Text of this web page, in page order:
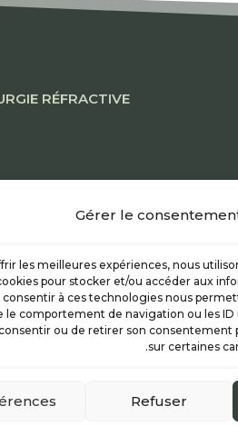
Gérer le
les meilleures expériences, nous
pour stocker et/ou accéder aux
consentir à ces technologies nous
le comportement de navigation ou les ID
ou de retirer son
sur certaines
Refuser
RÉFRACTIVE